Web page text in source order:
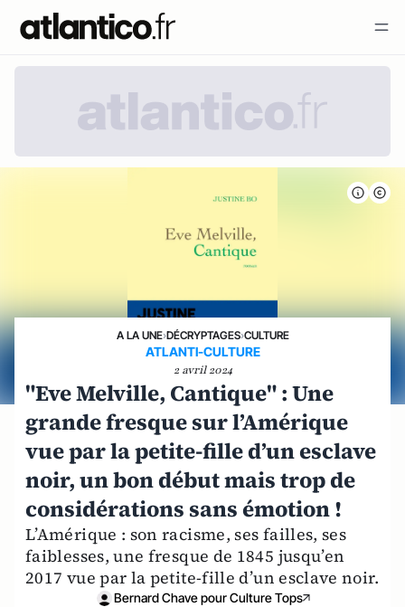
A LA UNE›DÉCRYPTAGES›CULTURE
ATLANTI-CULTURE
2 avril 2024
"Eve Melville, Cantique" : Une
grande fresque sur l’Amérique
vue par la petite-fille d’un esclave
noir, un bon début mais trop de
considérations sans émotion !
L’Amérique : son racisme, ses failles, ses
faiblesses, une fresque de 1845 jusqu’en
2017 vue par la petite-fille d’un esclave noir.
Bernard Chave pour Culture Tops